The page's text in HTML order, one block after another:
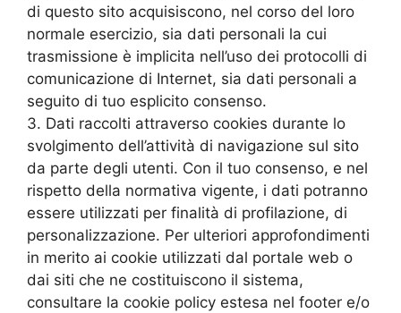
di questo sito acquisiscono, nel corso del loro
normale esercizio, sia dati personali la cui
trasmissione è implicita nell’uso dei protocolli di
comunicazione di Internet, sia dati personali a
seguito di tuo esplicito consenso.
3. Dati raccolti attraverso cookies durante lo
svolgimento dell’attività di navigazione sul sito
da parte degli utenti. Con il tuo consenso, e nel
rispetto della normativa vigente, i dati potranno
essere utilizzati per finalità di profilazione, di
personalizzazione. Per ulteriori approfondimenti
in merito ai cookie utilizzati dal portale web o
dai siti che ne costituiscono il sistema,
consultare la cookie policy estesa nel footer e/o